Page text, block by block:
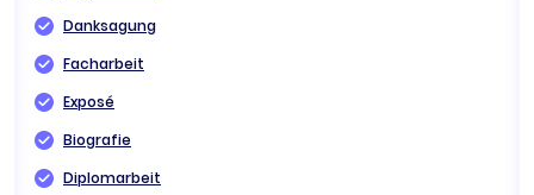
Danksagung
Facharbeit
Exposé
Biografie
Diplomarbeit